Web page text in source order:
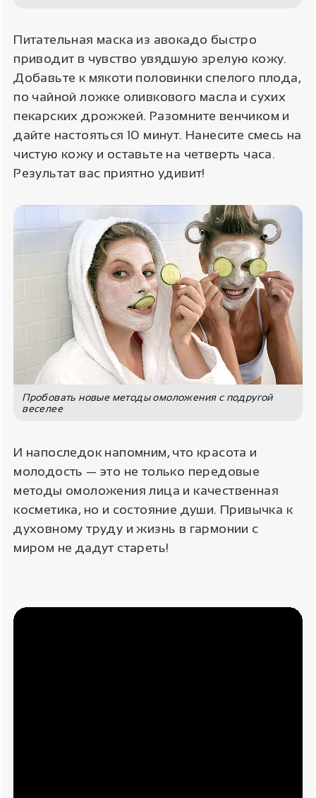
Питательная маска из авокадо быстро
приводит в чувство увядшую зрелую кожу.
Добавьте к мякоти половинки спелого плода,
по чайной ложке оливкового масла и сухих
пекарских дрожжей. Разомните венчиком и
дайте настояться 10 минут. Нанесите смесь на
чистую кожу и оставьте на четверть часа.
Результат вас приятно удивит!
Пробовать новые методы омоложения с подругой
веселее
И напоследок напомним, что красота и
молодость — это не только передовые
методы омоложения лица и качественная
косметика, но и состояние души. Привычка к
духовному труду и жизнь в гармонии с
миром не дадут стареть!